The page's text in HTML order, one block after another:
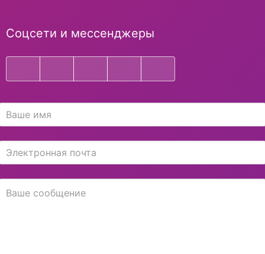
Соцсети и мессенджеры